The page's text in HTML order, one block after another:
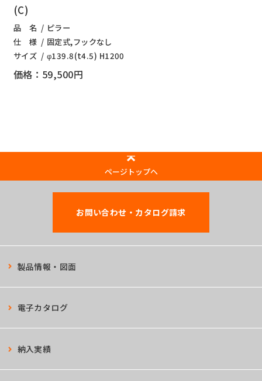
(C)
品 名
ピラー
仕 様
固定式,フックなし
サイズ
φ139.8(t4.5) H1200
価格：59,500円
ページトップへ
製品情報・図面
電子カタログ
納入実績
お問い合わせ・カタログ請求